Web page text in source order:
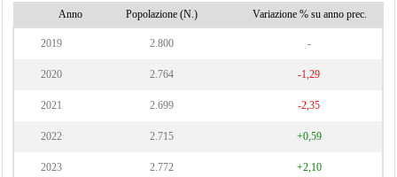
Anno Popolazione (N.) Variazione % su anno prec.
2019 2.800 -
2020 2.764 -1,29
2021 2.699 -2,35
2022 2.715 +0,59
2023 2.772 +2,10